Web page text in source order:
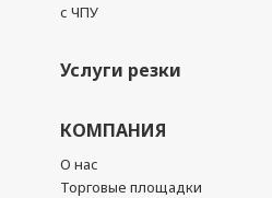
с ЧПУ
Услуги резки
КОМПАНИЯ
О нас
Торговые площадки